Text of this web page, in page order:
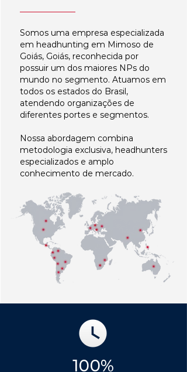
Somos uma empresa especializada
em headhunting em Mimoso de
Goiás, Goiás, reconhecida por
possuir um dos maiores NPs do
mundo no segmento. Atuamos em
todos os estados do Brasil,
atendendo organizações de
diferentes portes e segmentos.
Nossa abordagem combina
metodologia exclusiva, headhunters
especializados e amplo
conhecimento de mercado.
100%